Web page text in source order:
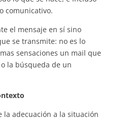
comunicativo.
el mensaje en sí sino
se transmite: no es lo
sensaciones un mail que
la búsqueda de un
la adecuación a la situación